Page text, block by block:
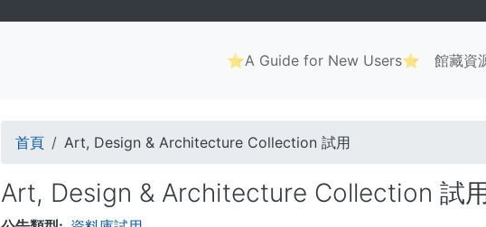
Main
navigation
⭐A Guide for New Users⭐ 館藏資
導
連
首頁 Art, Design & Architecture Collection 試用
Art, Design & Architecture Collection 試